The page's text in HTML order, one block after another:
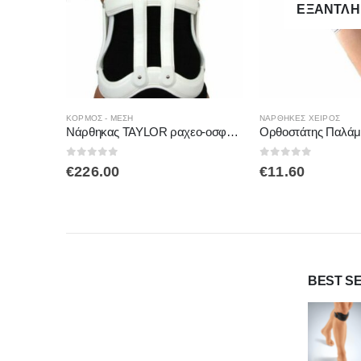
ΕΞΑΝΤΛΗΜΈΝΟ
Αυτό το προϊόν έχει πολλαπλές παραλλαγές. Οι επιλογές μπορούν να επιλεγούν στη σελίδα του προϊόντος
ΝΆΡΘΗΚΕΣ ΧΕΙΡΌΣ
Ορθοστάτης Παλάμης ΔΕΞΙ 2084 OPPO
€11.60
ΠΕΡΙΚΆΡΠΙΑ
€8.80
BEST